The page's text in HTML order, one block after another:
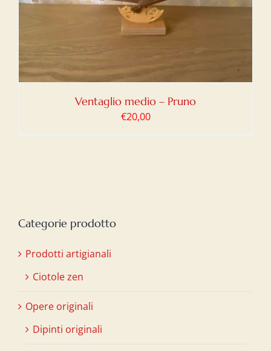
Ventaglio medio – Pruno
€20,00
Categorie prodotto
Prodotti artigianali
Ciotole zen
Opere originali
Dipinti originali